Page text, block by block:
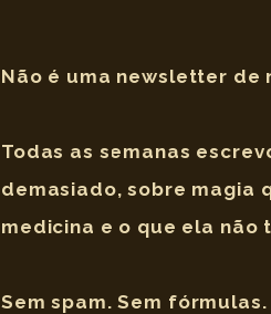
Não é uma newsletter de
Todas as semanas
demasiado, sobre magia
medicina e o que ela não
Sem spam. Sem